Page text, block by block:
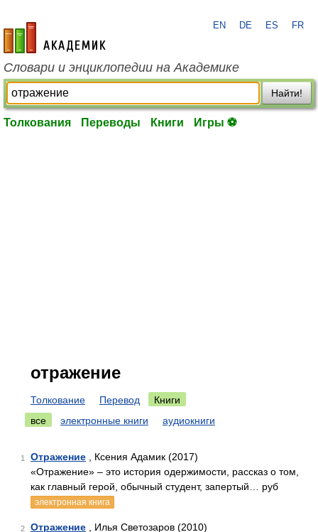
academic.ru
EN DE ES FR
Словари и энциклопедии на Академике
Найти!
Толкования Переводы Книги Игры ⚽
отражение
Толкование Перевод
Книги
все
электронные книги аудиокниги
1 Отражение , Ксения Адамик (2017)
«Отражение» – это история одержимости, рассказ о том,
как главный герой, обычный студент, запертый… руб
электронная книга
2 Отражение , Илья Светозаров (2010)